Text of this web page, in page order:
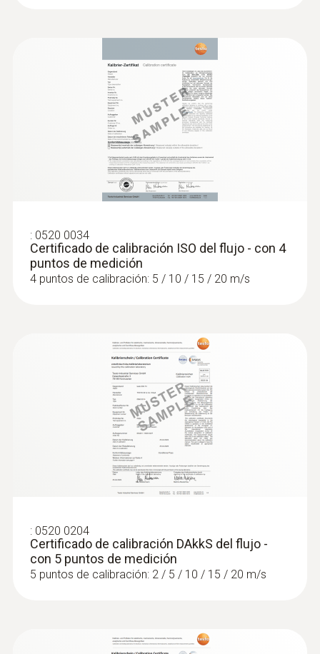
: 0520 0034
Certificado de calibración ISO del flujo - con 4
puntos de medición
4 puntos de calibración: 5 / 10 / 15 / 20 m/s
: 0520 0204
Certificado de calibración DAkkS del flujo -
con 5 puntos de medición
5 puntos de calibración: 2 / 5 / 10 / 15 / 20 m/s